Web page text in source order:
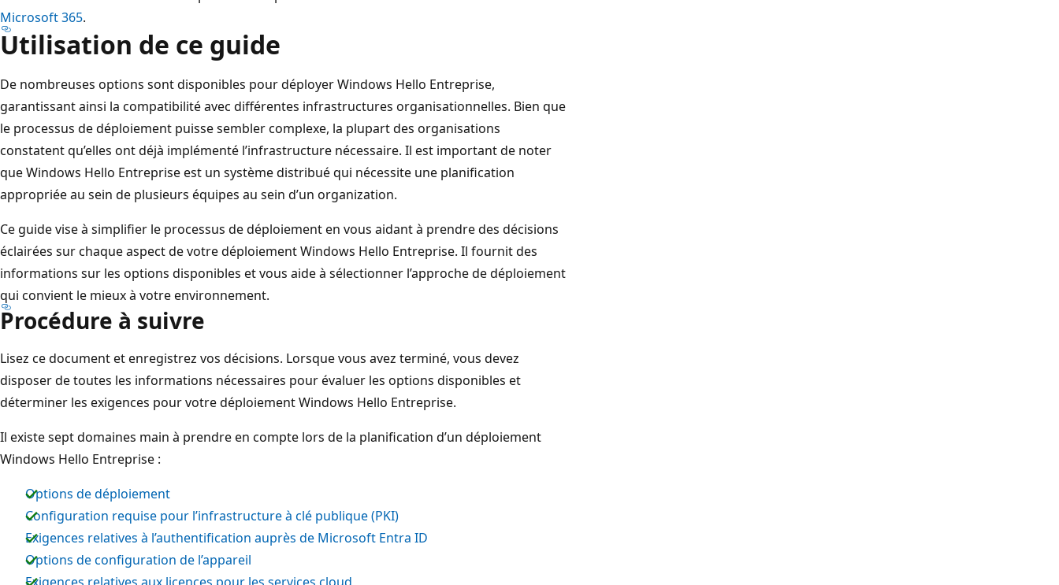
Microsoft 365.
Utilisation de ce guide
De nombreuses options sont disponibles pour déployer Windows Hello Entreprise,
garantissant ainsi la compatibilité avec différentes infrastructures organisationnelles. Bien que
le processus de déploiement puisse sembler complexe, la plupart des organisations
constatent qu’elles ont déjà implémenté l’infrastructure nécessaire. Il est important de noter
que Windows Hello Entreprise est un système distribué qui nécessite une planification
appropriée au sein de plusieurs équipes au sein d’un organization.
Ce guide vise à simplifier le processus de déploiement en vous aidant à prendre des décisions
éclairées sur chaque aspect de votre déploiement Windows Hello Entreprise. Il fournit des
informations sur les options disponibles et vous aide à sélectionner l’approche de déploiement
qui convient le mieux à votre environnement.
Procédure à suivre
Lisez ce document et enregistrez vos décisions. Lorsque vous avez terminé, vous devez
disposer de toutes les informations nécessaires pour évaluer les options disponibles et
déterminer les exigences pour votre déploiement Windows Hello Entreprise.
Il existe sept domaines main à prendre en compte lors de la planification d’un déploiement
Windows Hello Entreprise :
Options de déploiement
Configuration requise pour l’infrastructure à clé publique (PKI)
Exigences relatives à l’authentification auprès de Microsoft Entra ID
Options de configuration de l’appareil
Exigences relatives aux licences pour les services cloud